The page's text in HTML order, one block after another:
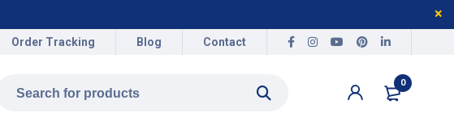
Order Tracking Blog Contact
0